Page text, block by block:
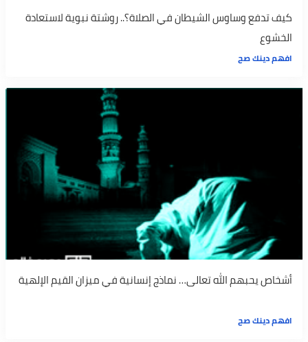
كيف تدفع وساوس الشيطان في الصلاة؟.. روشتة نبوية لاستعادة
الخشوع
افهم دينك صح
أشخاص يحبهم الله تعالى… نماذج إنسانية في ميزان القيم الإلهية
افهم دينك صح